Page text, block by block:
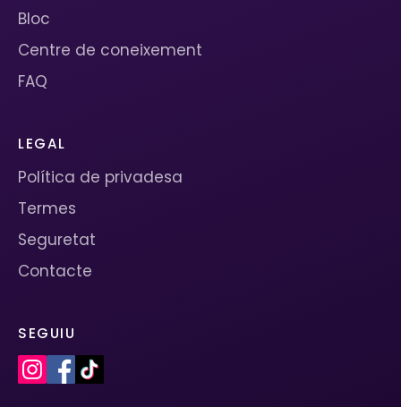
Bloc
Centre de coneixement
FAQ
LEGAL
Política de privadesa
Termes
Seguretat
Contacte
SEGUIU